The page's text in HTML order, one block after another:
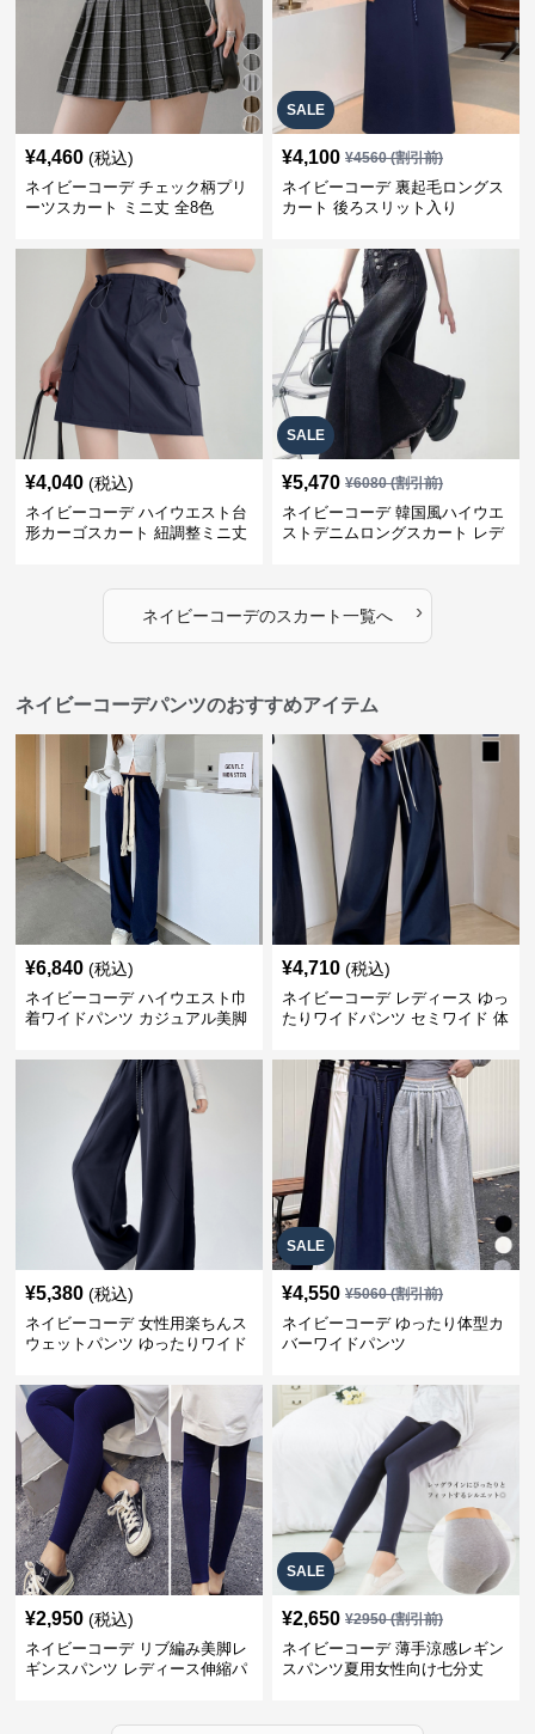
¥4,460 (税込)
ネイビーコーデ チェック柄プリ
ーツスカート ミニ丈 全8色
SALE
¥4,100 ¥4560(割引前)
ネイビーコーデ 裏起毛ロングス
カート 後ろスリット入り
¥4,040 (税込)
ネイビーコーデ ハイウエスト台
形カーゴスカート 紐調整ミニ丈
SALE
¥5,470 ¥6080(割引前)
ネイビーコーデ 韓国風ハイウエ
ストデニムロングスカート レデ
ネイビーコーデのスカート一覧へ ›
ネイビーコーデパンツのおすすめアイテム
¥6,840 (税込)
ネイビーコーデ ハイウエスト巾
着ワイドパンツ カジュアル美脚
¥4,710 (税込)
ネイビーコーデ レディース ゆっ
たりワイドパンツ セミワイド 体
¥5,380 (税込)
ネイビーコーデ 女性用楽ちんス
ウェットパンツ ゆったりワイド
SALE
¥4,550 ¥5060(割引前)
ネイビーコーデ ゆったり体型カ
バーワイドパンツ
¥2,950 (税込)
ネイビーコーデ リブ編み美脚レ
ギンスパンツ レディース伸縮パ
SALE
¥2,650 ¥2950(割引前)
ネイビーコーデ 薄手涼感レギン
スパンツ夏用女性向け七分丈